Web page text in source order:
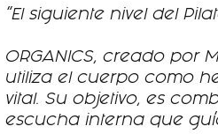
"El siguiente nivel del
ORGANICS, creado por
utiliza el cuerpo como
vital. Su objetivo, es
escucha interna que